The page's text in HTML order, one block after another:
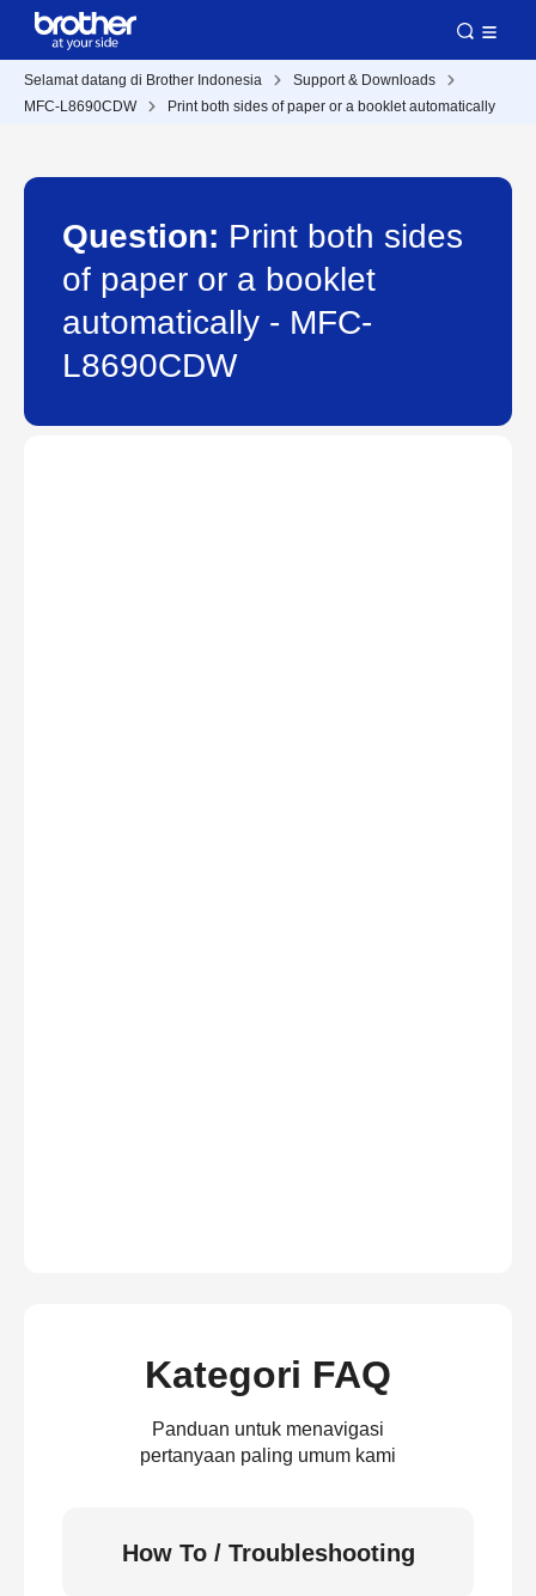
Selamat datang di Brother Indonesia
Support & Downloads
MFC-L8690CDW
Print both sides of paper or a booklet automatically
Question: Print both sides
of paper or a booklet
automatically - MFC-
L8690CDW
Kategori FAQ
Panduan untuk menavigasi
pertanyaan paling umum kami
How To / Troubleshooting